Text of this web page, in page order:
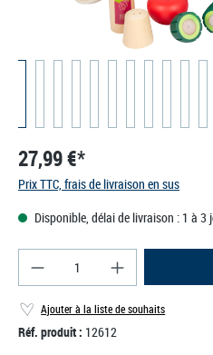
27,99 €*
Prix TTC, frais de livraison en sus
Disponible, délai de livraison : 1 à 3
Quantité de produit :
Ajouter à la liste de souhaits
Réf. produit : 12612